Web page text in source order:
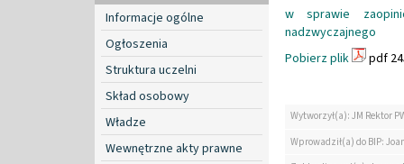
Informacje ogólne
Ogłoszenia
Struktura uczelni
Skład osobowy
Władze
Wewnętrzne akty prawne
w sprawie
nadzwyczajnego
Pobierz plik
pdf
Wytworzył(a): JM Rektor
Wprowadził(a) do BIP: